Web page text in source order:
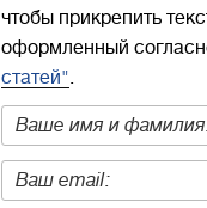
чтобы прикрепить
оформленный
статей".